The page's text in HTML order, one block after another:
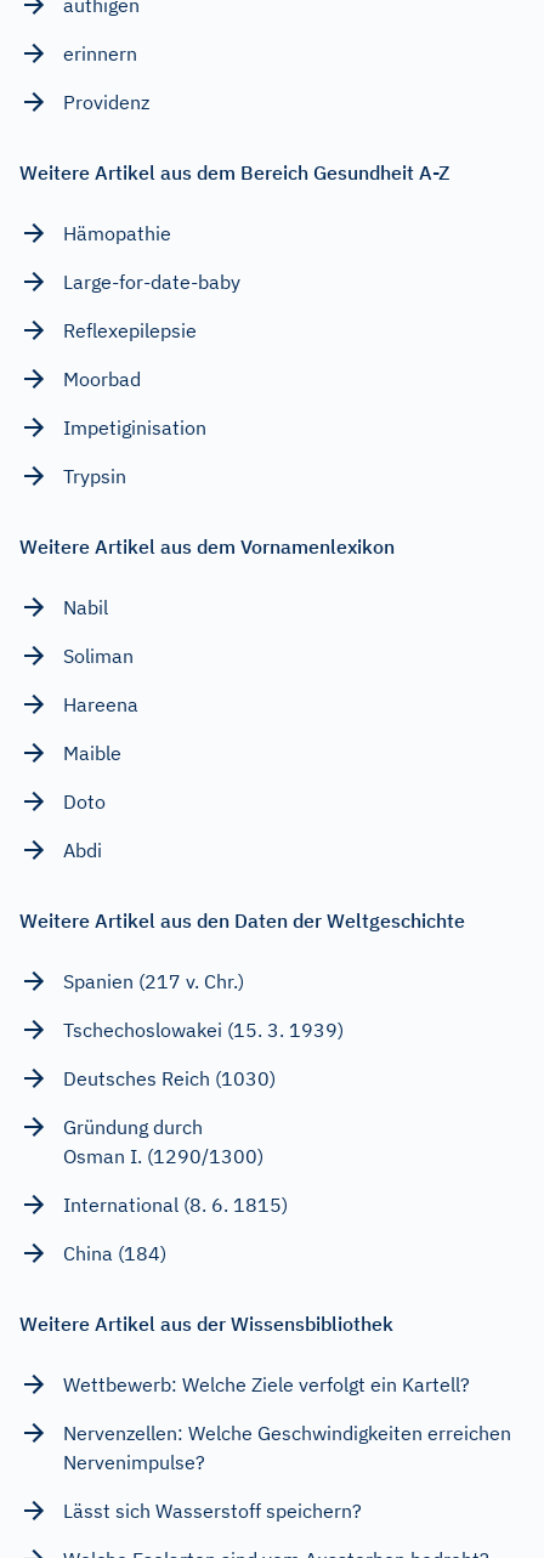
authigen
erinnern
Providenz
Weitere Artikel aus dem Bereich Gesundheit A-Z
Hämopathie
Large-for-date-baby
Reflexepilepsie
Moorbad
Impetiginisation
Trypsin
Weitere Artikel aus dem Vornamenlexikon
Nabil
Soliman
Hareena
Maible
Doto
Abdi
Weitere Artikel aus den Daten der Weltgeschichte
Spanien (217 v. Chr.)
Tschechoslowakei (15. 3. 1939)
Deutsches Reich (1030)
Gründung durch
Osman I. (1290/1300)
International (8. 6. 1815)
China (184)
Weitere Artikel aus der Wissensbibliothek
Wettbewerb: Welche Ziele verfolgt ein Kartell?
Nervenzellen: Welche Geschwindigkeiten erreichen
Nervenimpulse?
Lässt sich Wasserstoff speichern?